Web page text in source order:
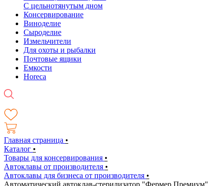
С цельнотянутым дном
Консервирование
Виноделие
Сыроделие
Измельчители
Для охоты и рыбалки
Почтовые ящики
Емкости
Horeca
Главная страница •
Каталог •
Товары для консервирования •
Автоклавы от производителя •
Автоклавы для бизнеса от производителя •
Автоматический автоклав-стерилизатор "Фермер Премиум"